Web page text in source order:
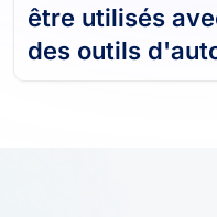
être utilisés
des outils